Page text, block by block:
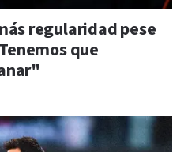
regularidad pese
que